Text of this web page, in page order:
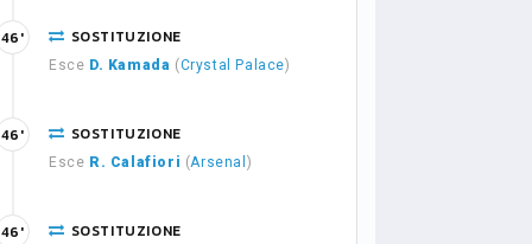
SOSTITUZIONE
Esce D. Kamada (Crystal Palace)
46'
SOSTITUZIONE
Esce R. Calafiori (Arsenal )
46'
SOSTITUZIONE
46'